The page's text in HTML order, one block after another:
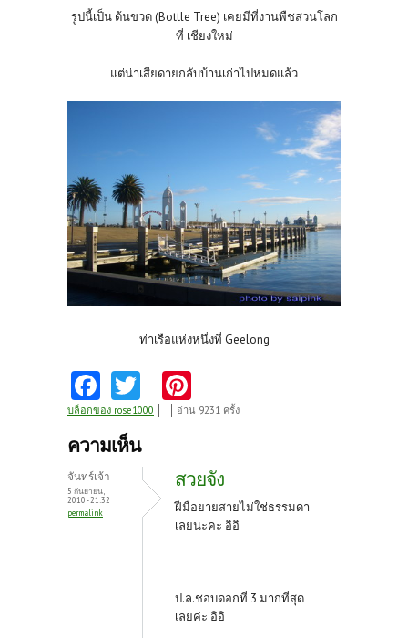
รูปนี้เป็น ต้นขวด (Bottle Tree) เคยมีที่งานพืชสวนโลก
ที่ เชียงใหม่
แต่น่าเสียดายกลับบ้านเก่าไปหมดแล้ว
ท่าเรือแห่งหนึ่งที่ Geelong
Fa
ce
b
o
o
k
w
itt
er
nt
es
t
บล็อกของ rose1000 อ่าน 9231 ครั้ง
ความเห็น
จันทร์เจ้า
5 กันยายน,
2010 - 21:32
permalink
สวยจัง
ฝีมือยายสายไม่ใช่ธรรมดา
เลยนะคะ อิอิ
ป.ล.ชอบดอกที่ 3 มากที่สุด
เลยค่ะ อิอิ